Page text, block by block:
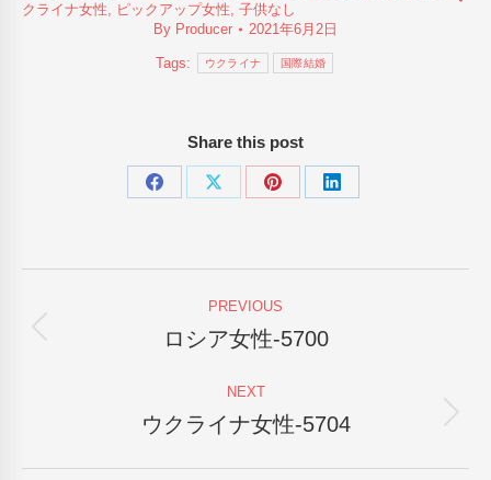
クライナ女性, ピックアップ女性, 子供なし
By Producer 2021年6月2日
Tags: ウクライナ 国際結婚
Share this post
Share
Share
Share
Share
navigation
PREVIOUS
Previous
ロシア女性-5700
NEXT
Next
ウクライナ女性-5704